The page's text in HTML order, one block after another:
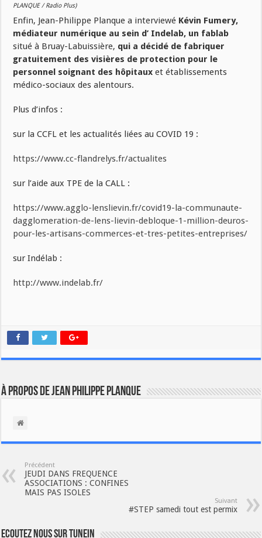
PLANQUE / Radio Plus)
Enfin, Jean-Philippe Planque a interviewé Kévin Fumery,
médiateur numérique au sein d’ Indelab, un fablab
situé à Bruay-Labuissière, qui a décidé de fabriquer
gratuitement des visières de protection pour le
personnel soignant des hôpitaux et établissements
médico-sociaux des alentours.
Plus d’infos :
sur la CCFL et les actualités liées au COVID 19 :
https://www.cc-flandrelys.fr/actualites
sur l’aide aux TPE de la CALL :
https://www.agglo-lenslievin.fr/covid19-la-communaute-
dagglomeration-de-lens-lievin-debloque-1-million-deuros-
pour-les-artisans-commerces-et-tres-petites-entreprises/
sur Indélab :
http://www.indelab.fr/
À propos de Jean Philippe Planque
Précédent
JEUDI DANS FREQUENCE
ASSOCIATIONS : CONFINES
MAIS PAS ISOLES
Suivant
#STEP samedi tout est permix
Ecoutez nous sur TuneIn